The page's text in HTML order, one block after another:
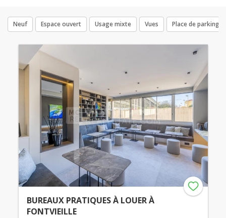
Neuf Espace ouvert Usage mixte Vues Place de parking
BUREAUX PRATIQUES À LOUER À
FONTVIEILLE